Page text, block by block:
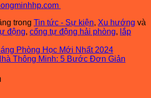
trong Tin tức - Sự kiện, Xu hướng và
động, cổng tự động hải phòng, lắp
Phòng Học Mới Nhất 2024
Thông Minh: 5 Bước Đơn Giản